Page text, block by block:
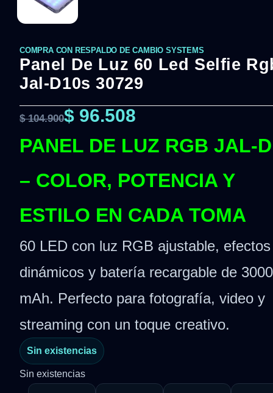
COMPRA CON RESPALDO DE CAMBIO SYSTEMS
Panel De Luz 60 Led Selfie
Jal-D10s 30729
$104.900$ 96.508
PANEL DE LUZ RGB JAL-
– COLOR, POTENCIA Y
ESTILO EN CADA TOMA
60 LED con luz RGB ajustable, efectos
dinámicos y batería recargable de 3000
mAh. Perfecto para fotografía, video y
streaming con un toque creativo.
Sin existencias
Sin existencias